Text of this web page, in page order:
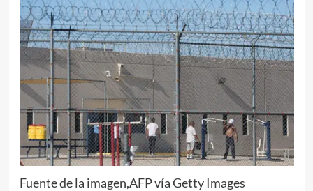
Fuente de la imagen,AFP vía Getty Images